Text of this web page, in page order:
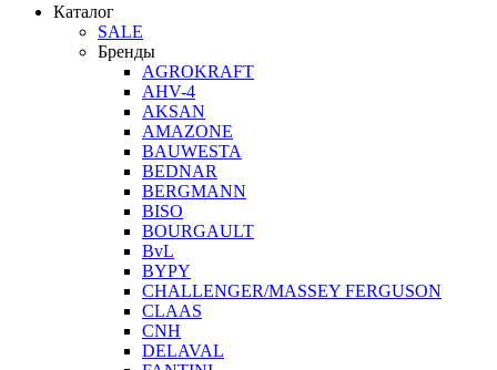
Каталог
SALE
Бренды
AGROKRAFT
AHV-4
AKSAN
AMAZONE
BAUWESTA
BEDNAR
BERGMANN
BISO
BOURGAULT
BvL
BYPY
CHALLENGER/MASSEY FERGUSON
CLAAS
CNH
DELAVAL